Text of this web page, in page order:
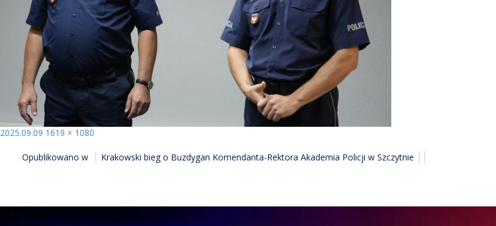
Opublikowano
2025.09.09 Pełny
1619 × 1080
WPISUOpublikowano w Krakowski bieg o Buzdygan Komendanta-Rektora Akademia Policji w Szczytnie